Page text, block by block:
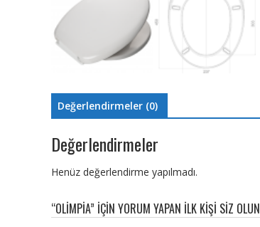
Değerlendirmeler (0)
Değerlendirmeler
Henüz değerlendirme yapılmadı.
“OLİMPİA” IÇIN YORUM YAPAN ILK KIŞI SIZ OLUN